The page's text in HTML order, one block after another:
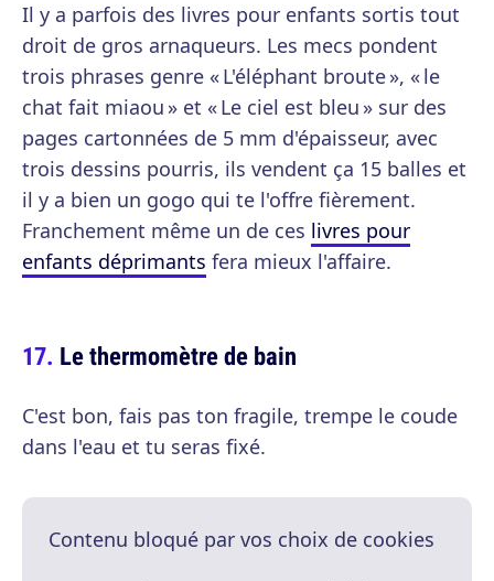
Il y a parfois des livres pour enfants sortis tout
droit de gros arnaqueurs. Les mecs pondent
trois phrases genre « L'éléphant broute », « le
chat fait miaou » et « Le ciel est bleu » sur des
pages cartonnées de 5 mm d'épaisseur, avec
trois dessins pourris, ils vendent ça 15 balles et
il y a bien un gogo qui te l'offre fièrement.
Franchement même un de ces livres pour
enfants déprimants fera mieux l'affaire.
Le thermomètre de bain
C'est bon, fais pas ton fragile, trempe le coude
dans l'eau et tu seras fixé.
Contenu bloqué par vos choix de cookies